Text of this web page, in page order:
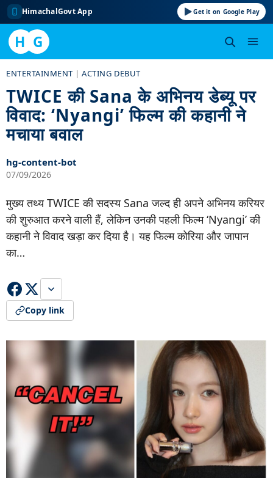
HimachalGovt App Get it on Google Play
H G
content
ENTERTAINMENT |ACTING DEBUT
TWICE की Sana के अभिनय डेब्यू पर
विवाद: ‘Nyangi’ फिल्म की कहानी ने
मचाया बवाल
hg-content-bot
07/09/2026
मुख्य तथ्य TWICE की सदस्य Sana जल्द ही अपने अभिनय करियर
की शुरुआत करने वाली हैं, लेकिन उनकी पहली फिल्म ‘Nyangi’ की
कहानी ने विवाद खड़ा कर दिया है। यह फिल्म कोरिया और जापान
का…
Copy link